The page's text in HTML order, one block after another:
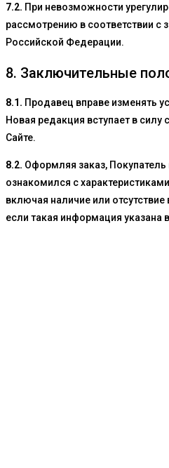
7.2. При невозможности
рассмотрению в соответствии с
Российской Федерации.
8. Заключительные
8.1. Продавец вправе изменять
Новая редакция вступает в силу
Сайте.
8.2. Оформляя заказ,
ознакомился с
включая наличие или
если такая информация указана